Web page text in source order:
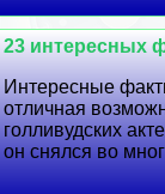
23 интересных
Интересные
отличная
голливудских
он снялся во